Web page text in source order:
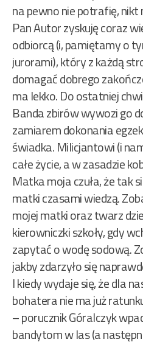
na pewno nie potrafię,
Pan Autor zyskuję coraz
odbiorcą (i, pamiętamy o
jurorami), który z każdą
domagać dobrego
ma lekko. Do ostatniej
Banda zbirów wywozi go
zamiarem dokonania
świadka. Milicjantowi (i
całe życie, a w zasadzie
Matka moja czuła, że tak
matki czasami wiedzą.
mojej matki oraz twarz
kierowniczki szkoły, gdy
zapytać o wodę sodową.
jakby zdarzyło się
I kiedy wydaje się, że dla
bohatera nie ma już
– porucznik Góralczyk
bandytom w las (a